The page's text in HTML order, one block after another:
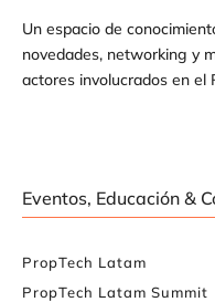
Un espacio de
novedades, networking y
actores involucrados en el
Eventos, Educación &
PropTech Latam
PropTech Latam Summit